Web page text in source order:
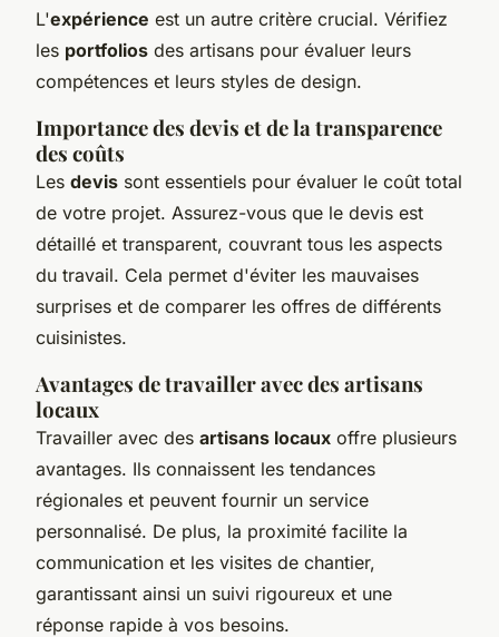
L'expérience est un autre critère crucial. Vérifiez
les portfolios des artisans pour évaluer leurs
compétences et leurs styles de design.
Importance des devis et de la transparence
des coûts
Les devis sont essentiels pour évaluer le coût total
de votre projet. Assurez-vous que le devis est
détaillé et transparent, couvrant tous les aspects
du travail. Cela permet d'éviter les mauvaises
surprises et de comparer les offres de différents
cuisinistes.
Avantages de travailler avec des artisans
locaux
Travailler avec des artisans locaux offre plusieurs
avantages. Ils connaissent les tendances
régionales et peuvent fournir un service
personnalisé. De plus, la proximité facilite la
communication et les visites de chantier,
garantissant ainsi un suivi rigoureux et une
réponse rapide à vos besoins.